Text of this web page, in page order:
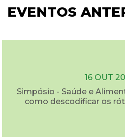
EVENTOS
16 OUT
Simpósio - Saúde e
como descodificar os